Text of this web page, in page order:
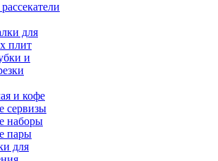
для
плит
и
и кофе
сервизы
наборы
пары
для